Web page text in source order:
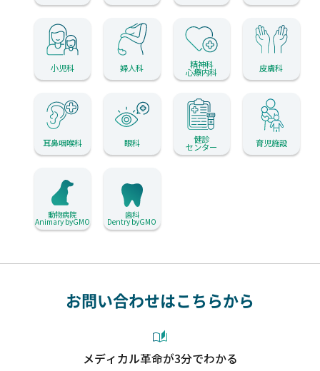
小児科 婦人科 精神科
心療内科 皮膚科
耳鼻咽喉科 眼科 健診
センター 育児施設
動物病院
Animary byGMO
歯科
Dentry byGMO
お問い合わせはこちらから
メディカル革命が3分でわかる